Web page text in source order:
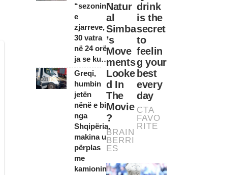
“sezonin”
e
zjarreve,
30 vatra
në 24 orë,
ja se ku…
Greqi,
humbin
jetën
nënë e bir
nga
Shqipëria,
makina u
përplas
me
kamionin